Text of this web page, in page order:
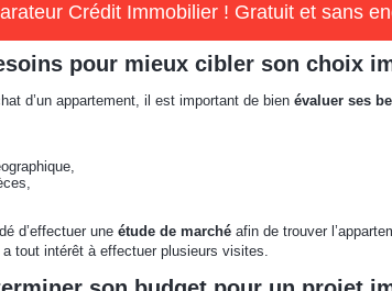
Crédit Immobilier ! Gratuit et sans
pour mieux cibler son choix
d’un appartement, il est important de bien évaluer ses
d’effectuer une étude de marché afin de trouver
a tout intérêt à effectuer plusieurs visites.